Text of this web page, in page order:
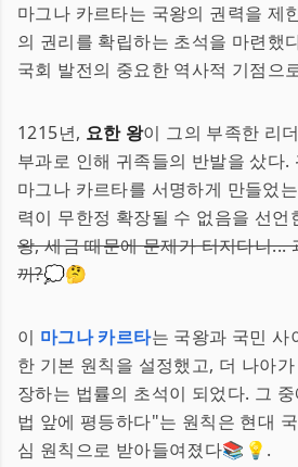
마그나 카르타는 국왕의 권력을 제
의 권리를 확립하는 초석을 마련했
국회 발전의 중요한 역사적 기점으
1215년, 요한 왕이 그의 부족한 리
부과로 인해 귀족들의 반발을 샀다.
마그나 카르타를 서명하게 만들었
력이 무한정 확장될 수 없음을 선
왕, 세금 때문에 문제가 터지다니...
까?💭🤔
이 마그나 카르타는 국왕과 국민 사
한 기본 원칙을 설정했고, 더 나아
장하는 법률의 초석이 되었다. 그
법 앞에 평등하다"는 원칙은 현대
심 원칙으로 받아들여졌다📚💡.